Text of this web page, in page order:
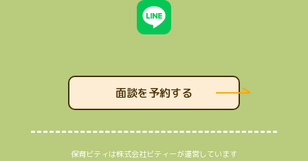
保育ビティは株式会社ビティーが運営しています
面談を予約する